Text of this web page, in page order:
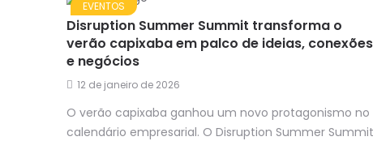
EVENTOS
Disruption Summer Summit transforma o
verão capixaba em palco de ideias, conexões
e negócios
12 de janeiro de 2026
O verão capixaba ganhou um novo protagonismo no
calendário empresarial. O Disruption Summer Summit